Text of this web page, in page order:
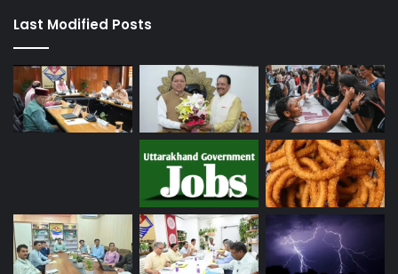
Last Modified Posts